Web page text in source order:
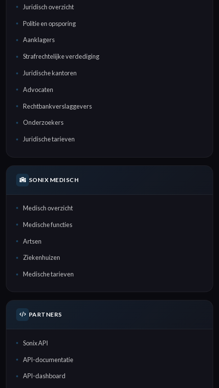
Juridisch overzicht
Politie en opsporing
Aanklagers
Strafrechtelijke verdediging
Juridische kantoren
Advocaten
Rechtbankverslaggevers
Onderzoekers
Juridische tarieven
SONIX MEDISCH
Medisch overzicht
Medische functies
Artsen
Ziekenhuizen
Medische tarieven
PARTNERS
Sonix API
API-documentatie
API-dashboard